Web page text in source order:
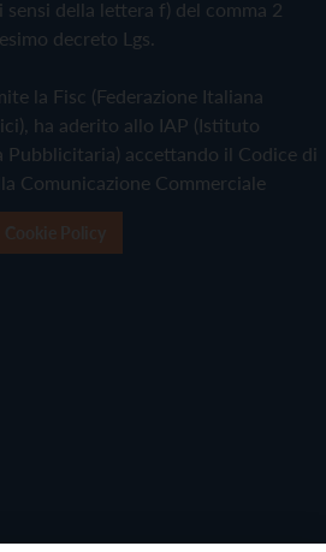
sensi della lettera f) del comma 2
decreto Lgs.
la Fisc (Federazione Italiana
ha aderito allo IAP (Istituto
Pubblicitaria) accettando il Codice di
Comunicazione Commerciale